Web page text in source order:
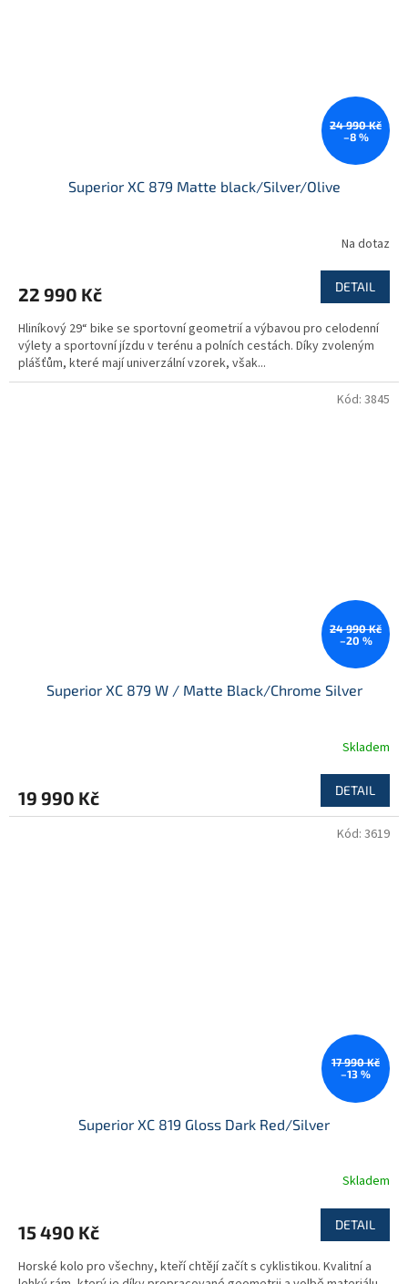
24 990 Kč
–8 %
Superior XC 879 Matte black/Silver/Olive
Na dotaz
22 990 Kč DETAIL
Hliníkový 29“ bike se sportovní geometrií a výbavou pro celodenní
výlety a sportovní jízdu v terénu a polních cestách. Díky zvoleným
plášťům, které mají univerzální vzorek, však...
24 990 Kč
–20 %
Superior XC 879 W / Matte Black/Chrome Silver
Skladem
19 990 Kč DETAIL
Kód: 3845
17 990 Kč
–13 %
Superior XC 819 Gloss Dark Red/Silver
Skladem
15 490 Kč DETAIL
Horské kolo pro všechny, kteří chtějí začít s cyklistikou. Kvalitní a
Kód: 3619